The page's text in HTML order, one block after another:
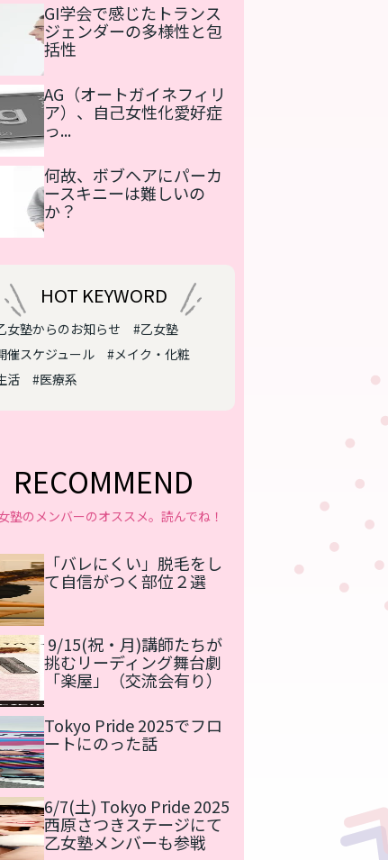
GI学会で感じたトランス
ジェンダーの多様性と包
括性
AG（オートガイネフィリ
ア）、自己女性化愛好症
っ...
何故、ボブヘアにパーカ
ースキニーは難しいの
か？
HOT KEYWORD
女塾からのお知らせ
#乙女塾
催スケジュール
#メイク・化粧
活
#医療系
RECOMMEND
塾のメンバーのオススメ。読んでね！
「バレにくい」脱毛をし
て自信がつく部位２選
9/15(祝・月)講師たちが
挑むリーディング舞台劇
「楽屋」（交流会有り）
Tokyo Pride 2025でフロ
ートにのった話
6/7(土) Tokyo Pride 2025
西原さつきステージにて
乙女塾メンバーも参戦